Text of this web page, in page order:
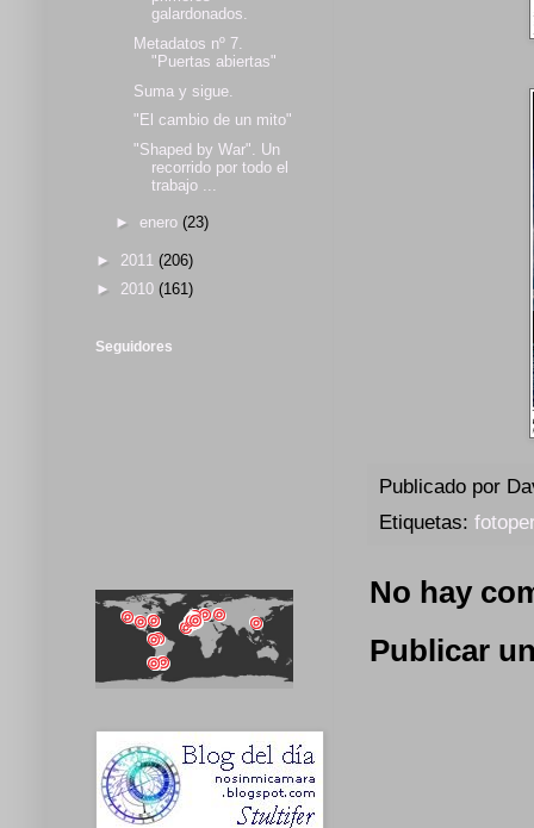
Publicado por
Etiquetas:
No hay
Publicar
galardonados.
Metadatos nº 7.
"Puertas abiertas"
Suma y sigue.
"El cambio de un mito"
"Shaped by War". Un
recorrido por todo el
trabajo ...
► enero (23)
► 2011 (206)
► 2010 (161)
Seguidores